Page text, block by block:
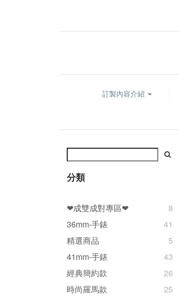
訂製內容介紹
分類
❤成雙成對專區❤
8
36mm-手錶
41
精選商品
5
41mm-手錶
43
經典簡約款
26
時尚羅馬款
25